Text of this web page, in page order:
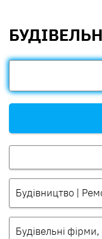
Будівництво |
Будівельні